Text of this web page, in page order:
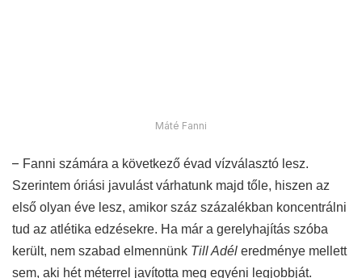
Máté Fanni
– Fanni számára a következő évad vízválasztó lesz.
Szerintem óriási javulást várhatunk majd tőle, hiszen az
első olyan éve lesz, amikor száz százalékban koncentrálni
tud az atlétika edzésekre. Ha már a gerelyhajítás szóba
került, nem szabad elmennünk Till Adél eredménye mellett
sem, aki hét méterrel javította meg egyéni legjobbját.